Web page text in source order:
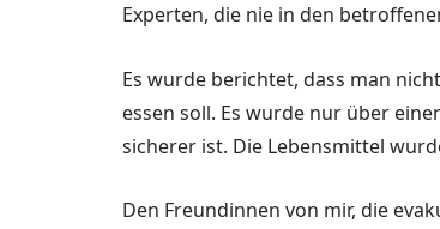
Experten, die nie in den
Es wurde berichtet, dass man
essen soll. Es wurde nur über
sicherer ist. Die Lebensmittel
Den Freundinnen von mir, die